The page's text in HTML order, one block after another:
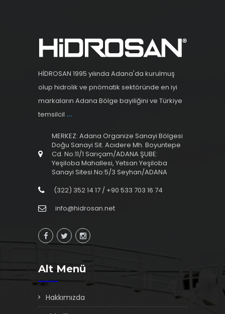
HİDROSAN 1995 yılında Adana'da kurulmuş
olup hidrolik ve pnömatik sektöründe en iyi
markaların Adana Bölge bayiliğini ve Türkiye
temsilcil ...
MERKEZ: Adana Organize Sanayi Bölgesi
Doğu Sanayi Sit. Acıdere Mh. Boyuntepe
Cd. No:11/1 Sarıçam/ADANA ŞUBE:
Yeşiloba Mahallesi, Yetsan Yeşiloba
Sanayi Sitesi No:5/3 Seyhan/ADANA
(322) 352 14 17 / +90 533 703 16 74
info@hidrosan.net
Alt Menü
Hakkımızda